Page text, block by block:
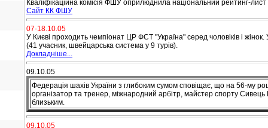
Кваліфікаційна комісія ФШУ оприлюднила національний рейтинг-лист
Сайт КК ФШУ
07-18.10.05
У Києві проходить чемпіонат ЦР ФСТ "Україна" серед чоловіків і
(41 учасник, швейцарська система у 9 турів).
Докладніше...
09.10.05
Федерація шахів України з глибоким сумом сповіщає, що на 56-му
організатор та тренер, міжнародний арбітр, майстер спорту
близьким.
09.10.05